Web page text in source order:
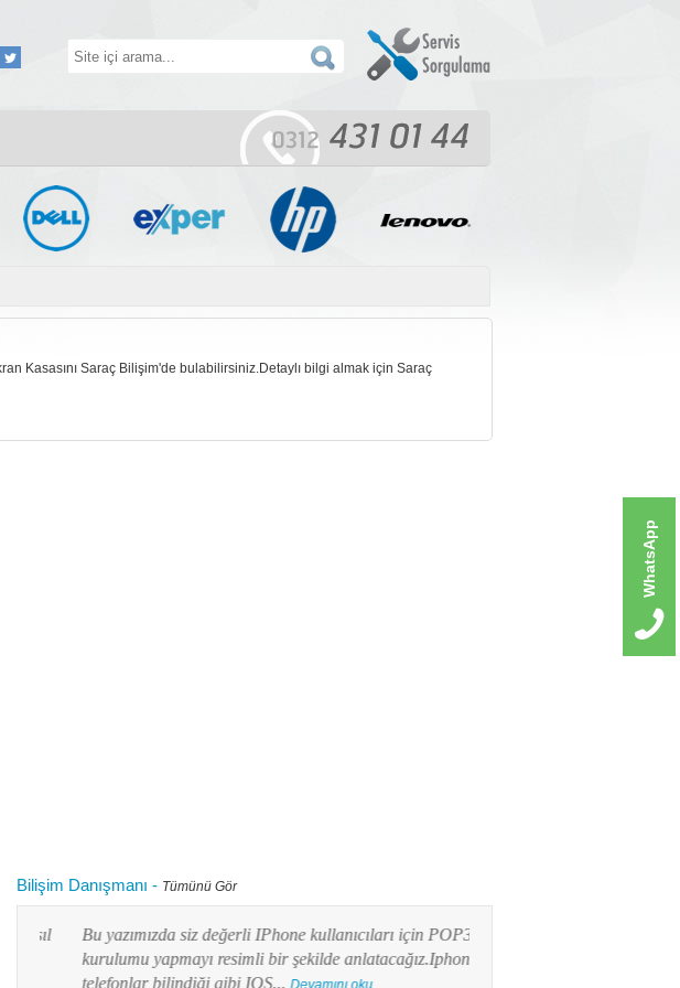
Kasasını Saraç Bilişim'de bulabilirsiniz.Detaylı bilgi almak için Saraç
Bilişim Danışmanı - Tümünü Gör
Bu yazımızda siz değerli IPhone kullanıcıları için POP3 mail
kurulumu yapmayı resimli bir şekilde anlatacağız.Iphone
telefonlar bilindiği gibi IOS...Devamını oku...
WhatsApp